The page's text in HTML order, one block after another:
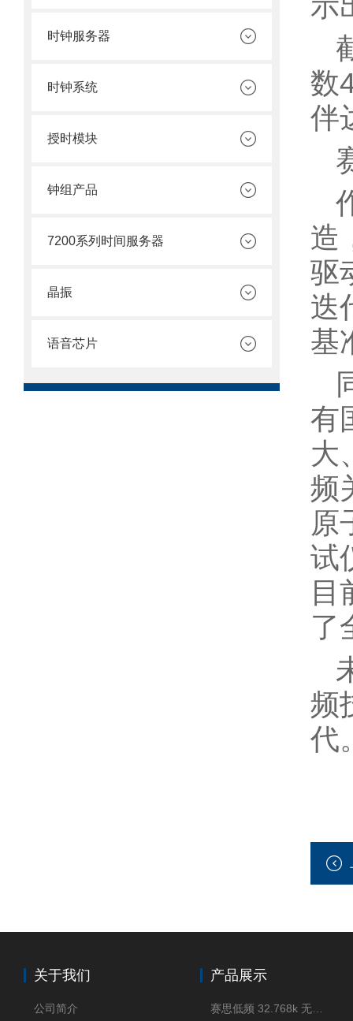
时钟服务器
时钟系统
授时模块
钟组产品
7200系列时间服务器
晶振
语音芯片
数
伴
造
驱
迭
基
有
大
频
原
试
目
了
频
代
关于我们
公司简介
产品展示